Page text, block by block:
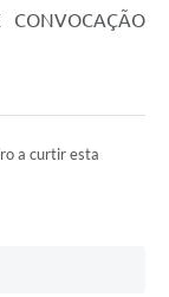
CONVOCAÇÃO
a curtir esta